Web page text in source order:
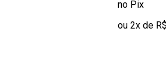
no Pix
ou 2x de